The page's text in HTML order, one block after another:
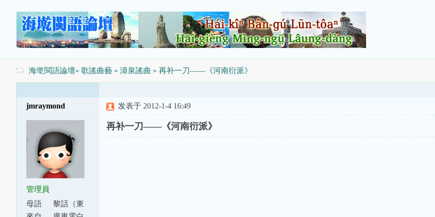
海墘閩語論壇» 歌謠曲藝» 漳泉謠曲 » 再补一刀——《河南衍派》
jmraymond
管理員
母語
黎話（東
发表于 2012-1-4 16:49
再补一刀——《河南衍派》